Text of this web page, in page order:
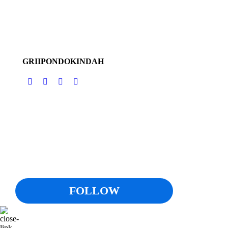
GRII PONDOK INDAH
FOLLOW